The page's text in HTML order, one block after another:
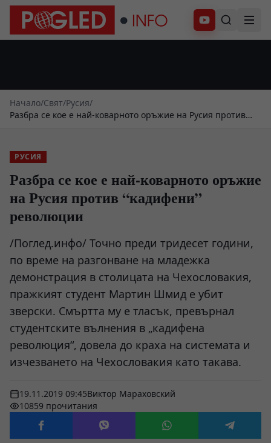
Абонирай се
Начало/Свят/Русия/
Разбра се кое е най-коварното оръжие на Русия против
РУСИЯ
Разбра се кое е най-коварното оръжие
на Русия против “кадифени”
революции
/Поглед.инфо/ Точно преди тридесет години,
по време на разгонване на младежка
демонстрация в столицата на Чехословакия,
пражкият студент Мартин Шмид е убит
зверски. Смъртта му е тласък, превърнал
студентските вълнения в „кадифена
революция“, довела до краха на системата и
изчезването на Чехословакия като такава.
19.11.2019 09:45Виктор Мараховский
10859 прочитания